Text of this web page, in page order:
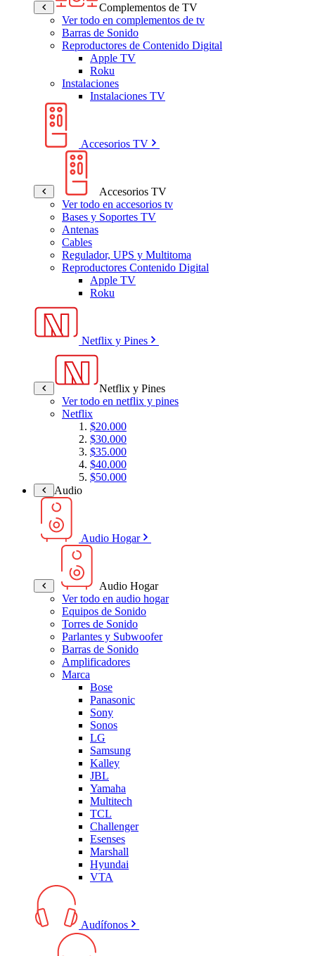
Complementos de TV
Ver todo en complementos de tv
Barras de Sonido
Reproductores de Contenido Digital
Apple TV
Roku
Instalaciones
Instalaciones TV
Accesorios TV
Accesorios TV
Ver todo en accesorios tv
Bases y Soportes TV
Antenas
Cables
Regulador, UPS y Multitoma
Reproductores Contenido Digital
Apple TV
Roku
Netflix y Pines
Netflix y Pines
Ver todo en netflix y pines
Netflix
$20.000
$30.000
$35.000
$40.000
$50.000
Audio
Audio Hogar
Audio Hogar
Ver todo en audio hogar
Equipos de Sonido
Torres de Sonido
Parlantes y Subwoofer
Barras de Sonido
Amplificadores
Marca
Bose
Panasonic
Sony
Sonos
LG
Samsung
Kalley
JBL
Yamaha
Multitech
TCL
Challenger
Esenses
Marshall
Hyundai
VTA
Audífonos